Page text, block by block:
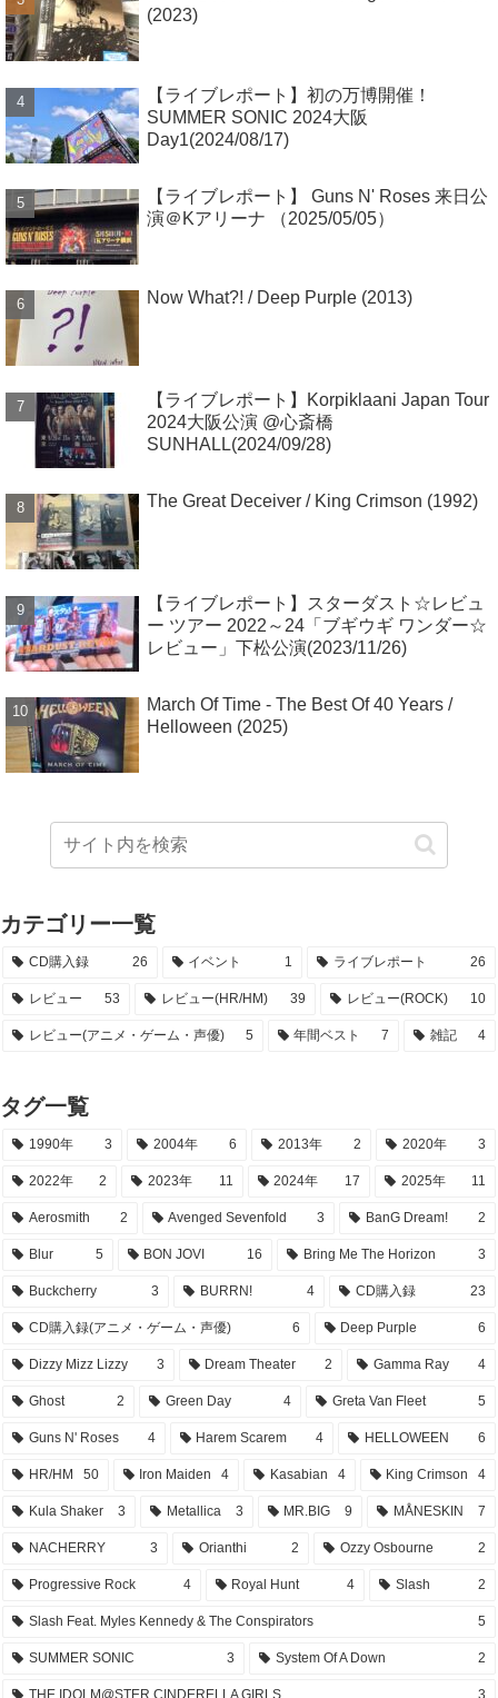
(2023)
【ライブレポート】初の万博開催！
SUMMER SONIC 2024大阪
Day1(2024/08/17)
【ライブレポート】 Guns N' Roses 来日公
演＠Kアリーナ （2025/05/05）
Now What?! / Deep Purple (2013)
【ライブレポート】Korpiklaani Japan Tour
2024大阪公演 @心斎橋
SUNHALL(2024/09/28)
The Great Deceiver / King Crimson (1992)
【ライブレポート】スターダスト☆レビュ
ー ツアー 2022～24「ブギウギ ワンダー☆
レビュー」下松公演(2023/11/26)
March Of Time - The Best Of 40 Years /
Helloween (2025)
カテゴリー一覧
CD購入録 26 イベント 1 ライブレポート 26
レビュー 53 レビュー(HR/HM) 39 レビュー(ROCK) 10
レビュー(アニメ・ゲーム・声優) 5 年間ベスト 7 雑記 4
タグ一覧
1990年 3 2004年 6 2013年 2 2020年 3
2022年 2 2023年 11 2024年 17 2025年 11
Aerosmith 2 Avenged Sevenfold 3 BanG Dream! 2
Blur 5 BON JOVI 16 Bring Me The Horizon 3
Buckcherry 3 BURRN! 4 CD購入録 23
CD購入録(アニメ・ゲーム・声優) 6 Deep Purple 6
Dizzy Mizz Lizzy 3 Dream Theater 2 Gamma Ray 4
Ghost 2 Green Day 4 Greta Van Fleet 5
Guns N' Roses 4 Harem Scarem 4 HELLOWEEN 6
HR/HM 50 Iron Maiden 4 Kasabian 4 King Crimson 4
Kula Shaker 3 Metallica 3 MR.BIG 9 MÅNESKIN 7
NACHERRY 3 Orianthi 2 Ozzy Osbourne 2
Progressive Rock 4 Royal Hunt 4 Slash 2
Slash Feat. Myles Kennedy & The Conspirators 5
SUMMER SONIC 3 System Of A Down 2
THE IDOLM@STER CINDERELLA GIRLS 3